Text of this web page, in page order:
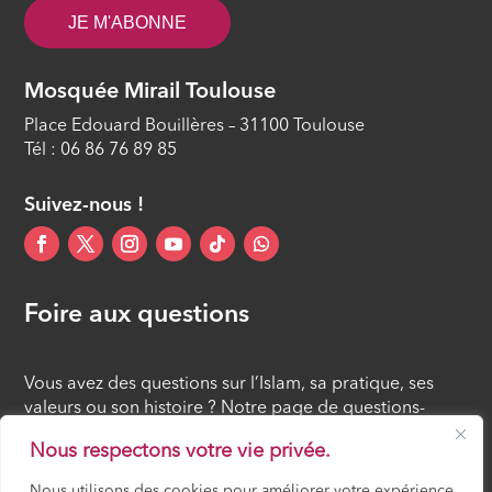
Nous respectons votre vie privée.
JE M'ABONNE
Mosquée Mirail Toulouse
Place Edouard Bouillères – 31100 Toulouse
Tél : 06 86 76 89 85
Suivez-nous !
Foire aux questions
Vous avez des questions sur l’Islam, sa pratique, ses
valeurs ou son histoire ? Notre page de questions-
réponses rassemble des réponses claires et accessibles
à tous, croyants ou simples curieux.